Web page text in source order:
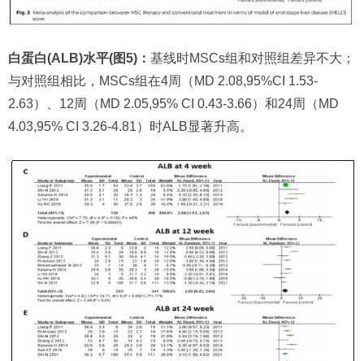
白蛋白(ALB)水平(图5)： 基线时MSCs组和对照组差异不大；
与对照组相比，MSCs组在4周（MD 2.08,95%CI 1.53-
2.63）、12周（MD 2.05,95% CI 0.43-3.66）和24周（MD
4.03,95% CI 3.26-4.81）时ALB显著升高。